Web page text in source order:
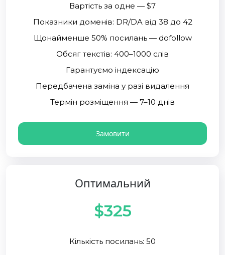
Вартість за одне — $7
Показники доменів: DR/DA від 38 до 42
Щонайменше 50% посилань — dofollow
Обсяг текстів: 400–1000 слів
Гарантуємо індексацію
Передбачена заміна у разі видалення
Термін розміщення — 7–10 днів
Замовити
Оптимальний
$325
Кількість посилань: 50